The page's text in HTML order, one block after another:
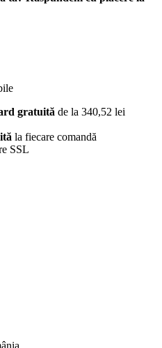
gratuită de la 340,52 lei
la fiecare comandă
SSL